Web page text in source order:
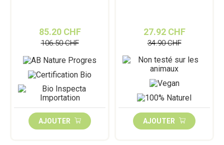
85.20 CHF
106.50 CHF
AJOUTER
27.92 CHF
34.90 CHF
AJOUTER